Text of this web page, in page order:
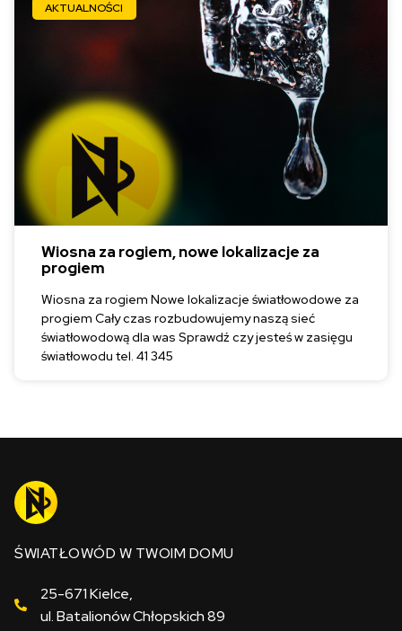
AKTUALNOŚCI
Wiosna za rogiem, nowe lokalizacje za
progiem
Wiosna za rogiem Nowe lokalizacje światłowodowe za
progiem Cały czas rozbudowujemy naszą sieć
światłowodową dla was Sprawdź czy jesteś w zasięgu
światłowodu tel. 41 345
ŚWIATŁOWÓD W TWOIM DOMU
25-671 Kielce,
ul. Batalionów Chłopskich 89